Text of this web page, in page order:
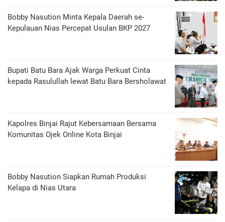
Bobby Nasution Minta Kepala Daerah se-
Kepulauan Nias Percepat Usulan BKP 2027
Bupati Batu Bara Ajak Warga Perkuat Cinta
kepada Rasulullah lewat Batu Bara Bersholawat
Kapolres Binjai Rajut Kebersamaan Bersama
Komunitas Ojek Online Kota Binjai
Bobby Nasution Siapkan Rumah Produksi
Kelapa di Nias Utara